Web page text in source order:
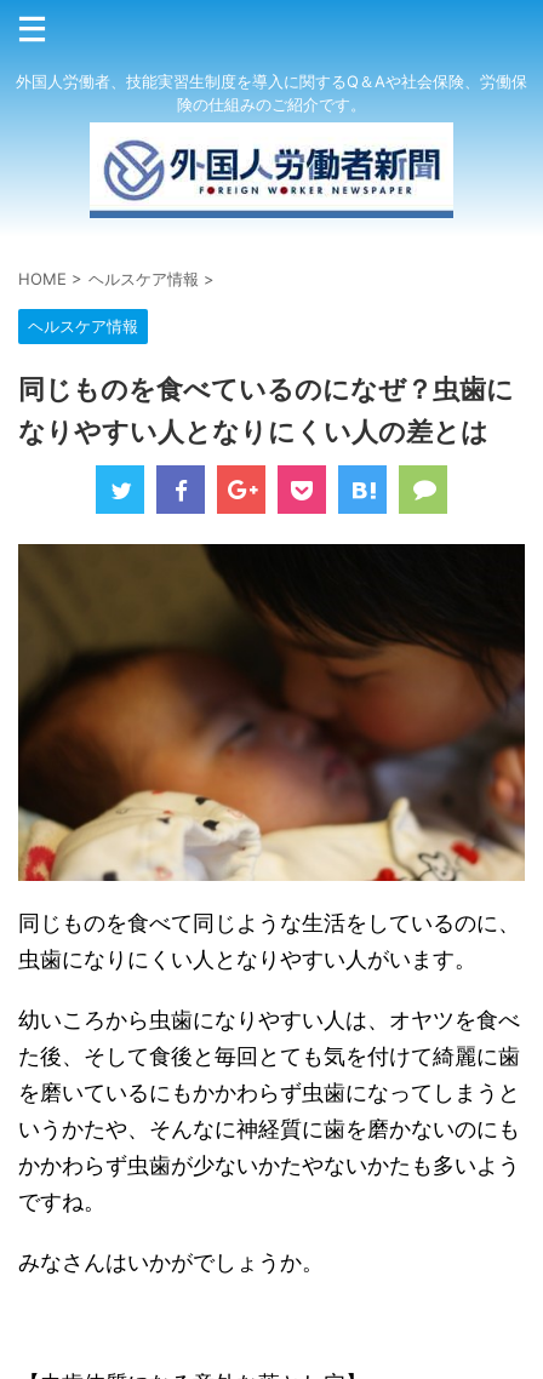
外国人労働者、技能実習生制度を導入に関するQ＆Aや社会保険、労働保
険の仕組みのご紹介です。
HOME > ヘルスケア情報 >
ヘルスケア情報
同じものを食べているのになぜ？虫歯に
なりやすい人となりにくい人の差とは
同じものを食べて同じような生活をしているのに、
虫歯になりにくい人となりやすい人がいます。
幼いころから虫歯になりやすい人は、オヤツを食べ
た後、そして食後と毎回とても気を付けて綺麗に歯
を磨いているにもかかわらず虫歯になってしまうと
いうかたや、そんなに神経質に歯を磨かないのにも
かかわらず虫歯が少ないかたやないかたも多いよう
ですね。
みなさんはいかがでしょうか。